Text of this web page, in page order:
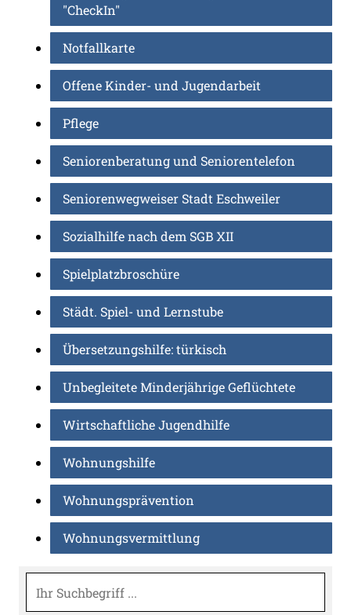
"CheckIn"
Notfallkarte
Offene Kinder- und Jugendarbeit
Pflege
Seniorenberatung und Seniorentelefon
Seniorenwegweiser Stadt Eschweiler
Sozialhilfe nach dem SGB XII
Spielplatzbroschüre
Städt. Spiel- und Lernstube
Übersetzungshilfe: türkisch
Unbegleitete Minderjährige Geflüchtete
Wirtschaftliche Jugendhilfe
Wohnungshilfe
Wohnungsprävention
Wohnungsvermittlung
Suche